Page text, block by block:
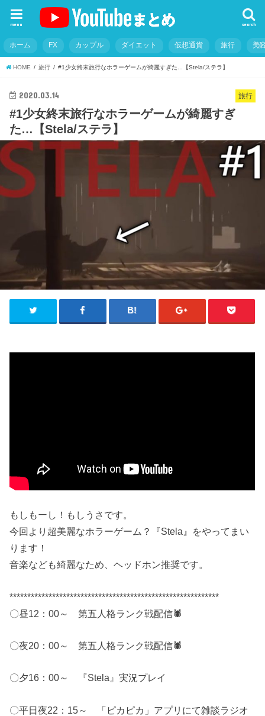
search
menu
ホーム FX カップル ダイエット 仮想通貨 旅行 美
HOME 旅行 #1少女終末旅行なホラーゲームが綺麗すぎた...【Stela/ステラ】
旅行
2020.03.14
#1少女終末旅行なホラーゲームが綺麗すぎ
た…【Stela/ステラ】
もしもーし！もしうさです。
今回より超美麗なホラーゲーム？『Stela』をやってまい
ります！
音楽なども綺麗なため、ヘッドホン推奨です。
***********************************************************
〇昼12：00～ 第五人格ランク戦配信🕷
〇夜20：00～ 第五人格ランク戦配信🕷
〇夕16：00～ 『Stela』実況プレイ
〇平日夜22：15～ 「ピカピカ」アプリにて雑談ラジオ